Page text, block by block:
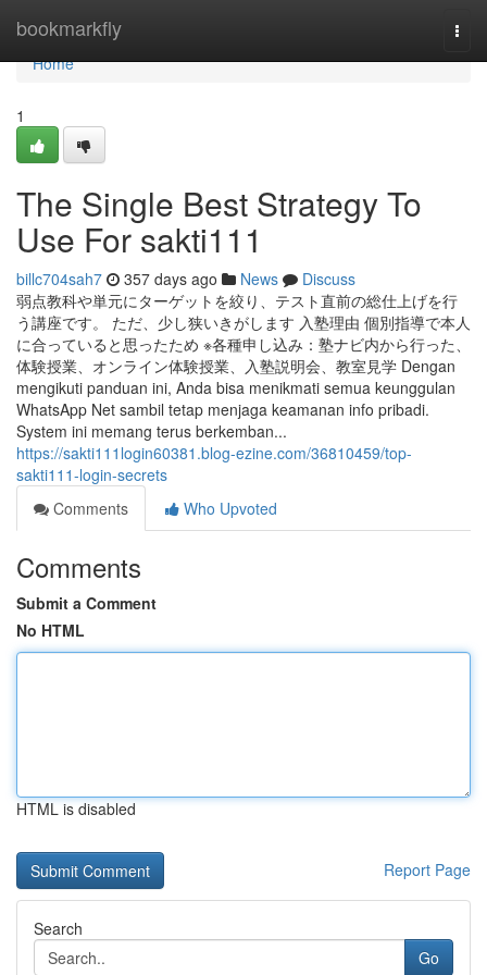
bookmarkfly
Home
Home
1
The Single Best Strategy To
Use For sakti111
billc704sah7 357 days ago News
Discuss
弱点教科や単元にターゲットを絞り、テスト直前の総仕上げを行
う講座です。 ただ、少し狭いきがします 入塾理由 個別指導で本人
に合っていると思ったため ※各種申し込み：塾ナビ内から行った、
体験授業、オンライン体験授業、入塾説明会、教室見学 Dengan
mengikuti panduan ini, Anda bisa menikmati semua keunggulan
WhatsApp Net sambil tetap menjaga keamanan info pribadi.
System ini memang terus berkemban...
https://sakti111login60381.blog-ezine.com/36810459/top-
sakti111-login-secrets
Comments
Who Upvoted
Comments
Submit a Comment
No HTML
HTML is disabled
Report Page
Search
Go